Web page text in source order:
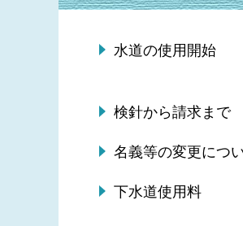
水道の使用開始
検針から請求まで
名義等の変更につ
下水道使用料